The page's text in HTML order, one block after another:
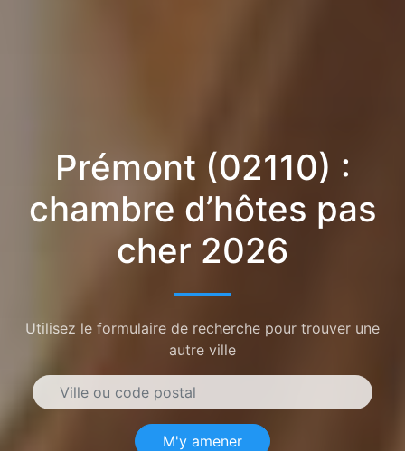
Prémont (02110) :
chambre d’hôtes pas
cher 2026
Utilisez le formulaire de recherche pour trouver une
autre ville
M'y amener